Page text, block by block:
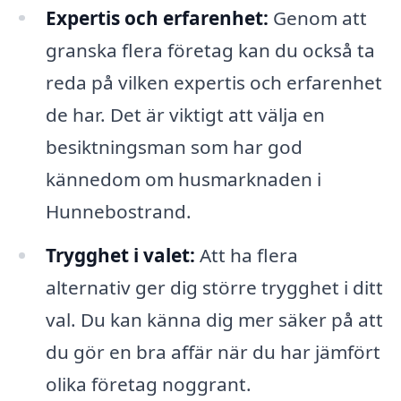
Expertis och erfarenhet: Genom att
granska flera företag kan du också ta
reda på vilken expertis och erfarenhet
de har. Det är viktigt att välja en
besiktningsman som har god
kännedom om husmarknaden i
Hunnebostrand.
Trygghet i valet: Att ha flera
alternativ ger dig större trygghet i ditt
val. Du kan känna dig mer säker på att
du gör en bra affär när du har jämfört
olika företag noggrant.